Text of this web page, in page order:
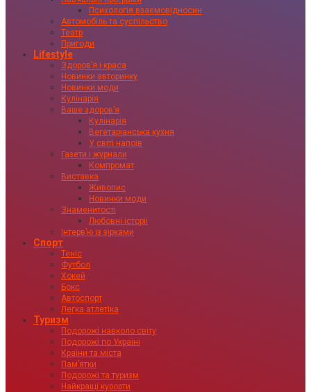
Психологія взаємовідносин
Автомобіль та суспільство
Театр
Пригоди
Lifestyle
Здоровʼя і краса
Новинки авторинку
Новинки моди
Кулінарія
Ваше здоровʼя
Кулінарія
Вегетаріанська кухня
У світі напоїв
Газети і журнали
Компромат
Виставка
Живопис
Новинки моди
Знаменитості
Любовні історії
Інтервʼю із зірками
Спорт
Теніс
Футбол
Хокей
Бокс
Автоспорт
Легка атлетіка
Туризм
Подорожі навколо світу
Подорожі по Україні
Країни та міста
Пам’ятки
Подорожі та туризм
Найкращі курорти